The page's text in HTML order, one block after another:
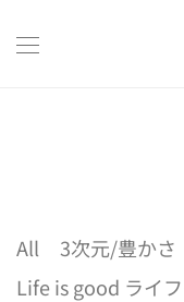
All 3次元/豊かさ
Life is good ライ